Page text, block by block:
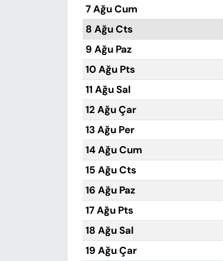
7 Ağu Cum
8 Ağu Cts
9 Ağu Paz
10 Ağu Pts
11 Ağu Sal
12 Ağu Çar
13 Ağu Per
14 Ağu Cum
15 Ağu Cts
16 Ağu Paz
17 Ağu Pts
18 Ağu Sal
19 Ağu Çar